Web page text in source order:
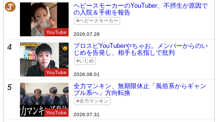
3
YouTube
ヘビースモーカーのYouTuber、不摂生が原因で
の入院＆手術を報告
ヘビースモーカー
2026.07.28
4
YouTube
プロスピYouTuberやちゃお。メンバーからのい
じめを告発し、相手も名指しで批判
いじめ
2026.08.01
5
YouTube
全力マンキン、無期限休止「風俗系からギャン
ブル系へ」方向転換
全力マンキン
2026.07.31